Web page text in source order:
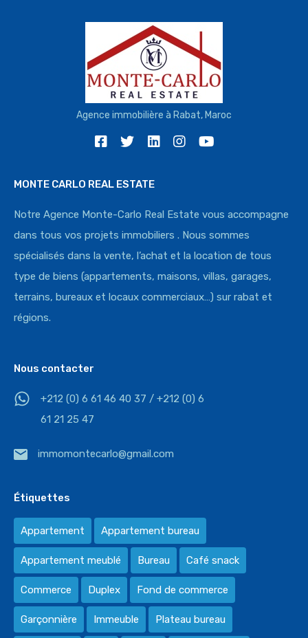
Agence immobilière à Rabat, Maroc
MONTE CARLO REAL ESTATE
Notre Agence Monte-Carlo Real Estate vous accompagne
dans tous vos projets immobiliers . Nous sommes
spécialisés dans la vente, l’achat et la location de tous
type de biens (appartements, maisons, villas, garages,
terrains, bureaux et locaux commerciaux…) sur rabat et
régions.
Nous contacter
+212 (0) 6 61 46 40 37 / +212 (0) 6
61 21 25 47
immomontecarlo@gmail.com
Étiquettes
Appartement Appartement bureau
Appartement meublé Bureau Café snack
Commerce Duplex Fond de commerce
Garçonnière Immeuble Plateau bureau